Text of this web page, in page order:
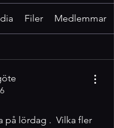
Filer Medlemmar
på lördag .  Vilka fler